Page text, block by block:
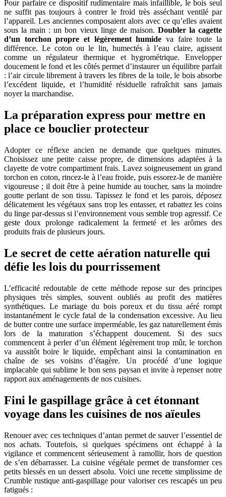
Pour parfaire ce dispositif rudimentaire mais infaillible, le bois seul
ne suffit pas toujours à contrer le froid très asséchant ventilé par
l’appareil. Les anciennes composaient alors avec ce qu’elles avaient
sous la main : un bon vieux linge de maison. Doubler la cagette
d’un torchon propre et légèrement humide va faire toute la
différence. Le coton ou le lin, humectés à l’eau claire, agissent
comme un régulateur thermique et hygrométrique. Envelopper
doucement le fond et les côtés permet d’instaurer un équilibre parfait
: l’air circule librement à travers les fibres de la toile, le bois absorbe
l’excédent liquide, et l’humidité résiduelle rafraîchit sans jamais
noyer la marchandise.
La préparation express pour mettre en
place ce bouclier protecteur
Adopter ce réflexe ancien ne demande que quelques minutes.
Choisissez une petite caisse propre, de dimensions adaptées à la
clayette de votre compartiment frais. Lavez soigneusement un grand
torchon en coton, rincez-le à l’eau froide, puis essorez-le de manière
vigoureuse ; il doit être à peine humide au toucher, sans la moindre
goutte perlant de son tissu. Tapissez le fond et les parois, déposez
délicatement les végétaux sans trop les entasser, et rabattez les coins
du linge par-dessus si l’environnement vous semble trop agressif. Ce
geste doux prolonge radicalement la fermeté et les arômes des
produits frais de plusieurs jours.
Le secret de cette aération naturelle qui
défie les lois du pourrissement
L’efficacité redoutable de cette méthode repose sur des principes
physiques très simples, souvent oubliés au profit des matières
synthétiques. Le mariage du bois poreux et du tissu aéré rompt
instantanément le cycle fatal de la condensation excessive. Au lieu
de butter contre une surface imperméable, les gaz naturellement émis
lors de la maturation s’échappent doucement. Si des sucs
commencent à perler d’un élément légèrement trop mûr, le torchon
va aussitôt boire le liquide, empêchant ainsi la contamination en
chaîne de ses voisins d’étagère. Un procédé d’une logique
implacable qui sublime le bon sens paysan et invite à repenser notre
rapport aux aménagements de nos cuisines.
Fini le gaspillage grâce à cet étonnant
voyage dans les cuisines de nos aïeules
Renouer avec ces techniques d’antan permet de sauver l’essentiel de
nos achats. Toutefois, si quelques spécimens ont échappé à la
vigilance et commencent sérieusement à ramollir, hors de question
de s’en débarrasser. La cuisine végétale permet de transformer ces
petits blessés en un dessert absolu. Voici une recette simplissime de
Crumble rustique anti-gaspillage pour valoriser ces rescapés un peu
fatigués :